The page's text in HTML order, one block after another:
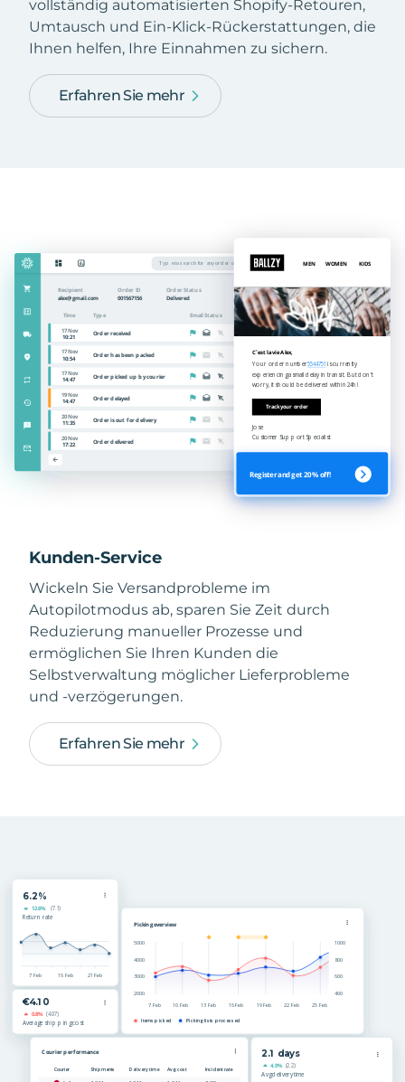
vollständig automatisierten Shopify-Retouren,
Umtausch und Ein-Klick-Rückerstattungen, die
Ihnen helfen, Ihre Einnahmen zu sichern.
Erfahren Sie mehr
Kunden-Service
Wickeln Sie Versandprobleme im
Autopilotmodus ab, sparen Sie Zeit durch
Reduzierung manueller Prozesse und
ermöglichen Sie Ihren Kunden die
Selbstverwaltung möglicher Lieferprobleme
und -verzögerungen.
Erfahren Sie mehr